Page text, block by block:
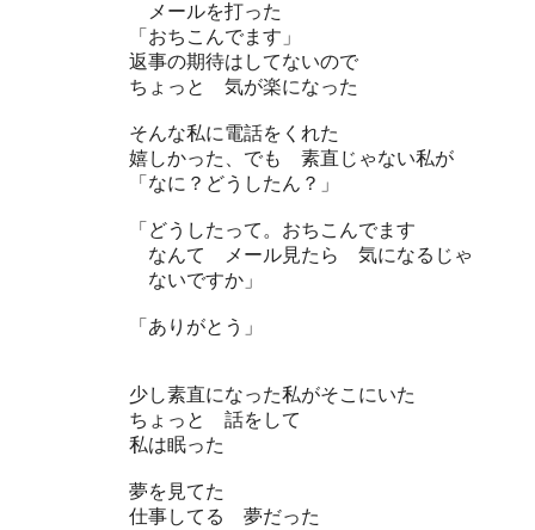
メールを打った
「おちこんでます」
返事の期待はしてないので
ちょっと 気が楽になった
そんな私に電話をくれた
嬉しかった、でも 素直じゃない私が
「なに？どうしたん？」
「どうしたって。おちこんでます
なんて メール見たら 気になるじゃ
ないですか」
「ありがとう」
少し素直になった私がそこにいた
ちょっと 話をして
私は眠った
夢を見てた
仕事してる 夢だった